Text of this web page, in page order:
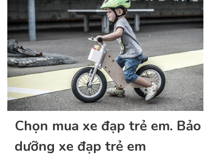
Chọn mua xe đạp trẻ em. Bảo
dưỡng xe đạp trẻ em